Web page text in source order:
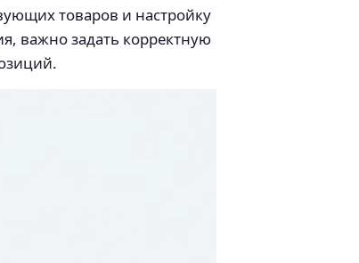
товаров и настройку
важно задать корректную